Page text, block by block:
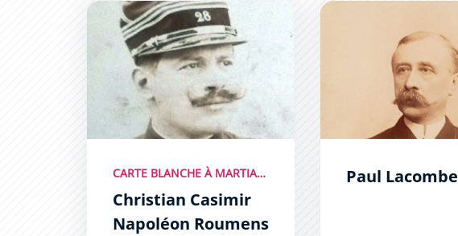
Christian Casimir Napoléon Roumens
CARTE BLANCHE À MARTIAL ANDRIEU
Christian Casimir
Napoléon Roumens
Paul Lacombe
Paul Lacombe